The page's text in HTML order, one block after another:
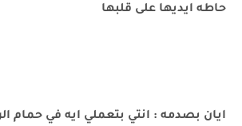
حاطه ايديها على قلبها
ايان بصدمه : انتي بتعملي ايه في حمام